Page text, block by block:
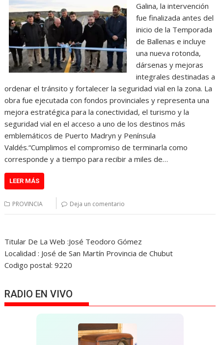
Galina, la intervención
fue finalizada antes del
inicio de la Temporada
de Ballenas e incluye
una nueva rotonda,
dársenas y mejoras
integrales destinadas a
ordenar el tránsito y fortalecer la seguridad vial en la zona. La
obra fue ejecutada con fondos provinciales y representa una
mejora estratégica para la conectividad, el turismo y la
seguridad vial en el acceso a uno de los destinos más
emblemáticos de Puerto Madryn y Península
Valdés.“Cumplimos el compromiso de terminarla como
corresponde y a tiempo para recibir a miles de…
LEER MÁS
PROVINCIA Deja un comentario
Titular De La Web :José Teodoro Gómez
Localidad : José de San Martín Provincia de Chubut
Codigo postal: 9220
RADIO EN VIVO